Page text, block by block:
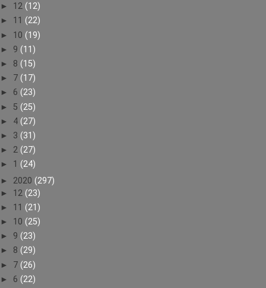
► 12 (12)
► 11 (22)
► 10 (19)
► 9 (11)
► 8 (15)
► 7 (17)
► 6 (23)
► 5 (25)
► 4 (27)
► 3 (31)
► 2 (27)
► 1 (24)
► 2020 (297)
► 12 (23)
► 11 (21)
► 10 (25)
► 9 (23)
► 8 (29)
► 7 (26)
► 6 (22)